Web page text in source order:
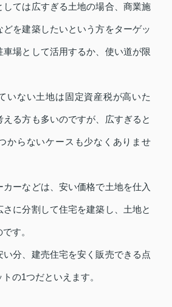
しては広すぎる土地の場合、商業施
を建築したいという方をターゲッ
車場として活用するか、使い道が限
いない土地は固定資産税が高いた
る方も多いのですが、広すぎると
からないケースも少なくありませ
ーなどは、安い価格で土地を仕入
に分割して住宅を建築し、土地と
す。
い分、建売住宅を安く販売できる点
の1つだといえます。